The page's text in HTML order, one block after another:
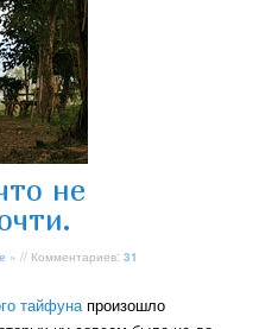
не
» // Комментариев:31
тайфуна произошло